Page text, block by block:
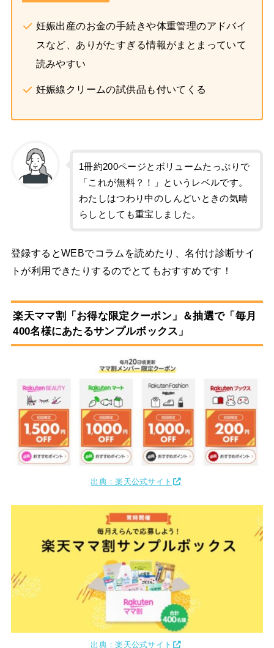
妊娠出産のお金の手続きや体重管理のアドバイ
スなど、ありがたすぎる情報がまとまっていて
読みやすい
妊娠線クリームの試供品も付いてくる
1冊約200ページとボリュームたっぷりで
「これが無料？！」というレベルです。
わたしはつわり中のしんどいときの気晴
らしとしても重宝しました。
登録するとWEBでコラムを読めたり、名付け診断サイ
トが利用できたりするのでとてもおすすめです！
楽天ママ割「お得な限定クーポン」＆抽選で「毎月
400名様にあたるサンプルボックス」
出典：楽天公式サイト
出典：楽天公式サイト